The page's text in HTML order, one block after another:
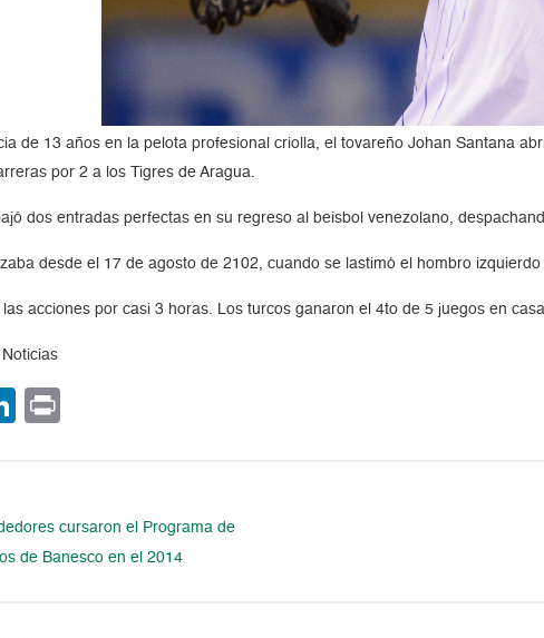
de 13 años en la pelota profesional criolla, el tovareño Johan Santana
por 2 a los Tigres de Aragua.
dos entradas perfectas en su regreso al beisbol venezolano,
desde el 17 de agosto de 2102, cuando se lastimó el hombro
las acciones por casi 3 horas. Los turcos ganaron el 4to de 5 juegos en
LinkedIn
cursaron el Programa de
de Banesco en el 2014